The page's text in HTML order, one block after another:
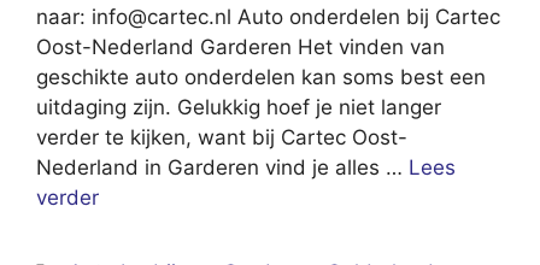
naar: info@cartec.nl Auto onderdelen bij Cartec
Oost-Nederland Garderen Het vinden van
geschikte auto onderdelen kan soms best een
uitdaging zijn. Gelukkig hoef je niet langer
verder te kijken, want bij Cartec Oost-
Nederland in Garderen vind je alles … Lees
verder